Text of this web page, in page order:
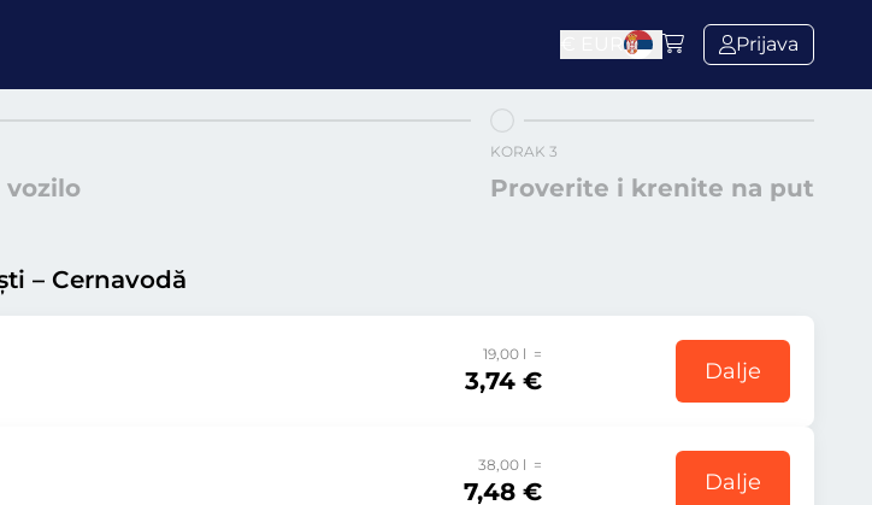
Prijava
vozilo
KORAK 3
Proverite i krenite na put
– Cernavodă
19,00 l =
3,74 € Dalje
38,00 l =
7,48 € Dalje